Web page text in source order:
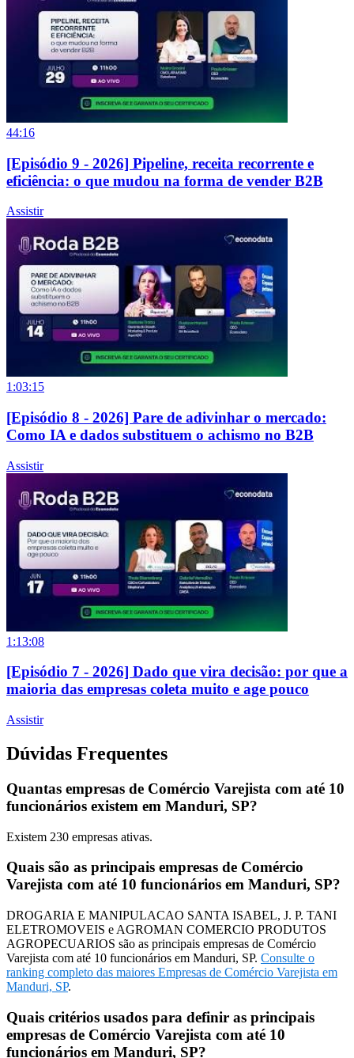
44:16
[Episódio 9 - 2026] Pipeline, receita recorrente e
eficiência: o que mudou na forma de vender B2B
Assistir
1:03:15
[Episódio 8 - 2026] Pare de adivinhar o mercado:
Como IA e dados substituem o achismo no B2B
Assistir
1:13:08
[Episódio 7 - 2026] Dado que vira decisão: por que a
maioria das empresas coleta muito e age pouco
Assistir
Dúvidas Frequentes
Quantas empresas de Comércio Varejista com até 10
funcionários existem em Manduri, SP?
Existem 230 empresas ativas.
Quais são as principais empresas de Comércio
Varejista com até 10 funcionários em Manduri, SP?
DROGARIA E MANIPULACAO SANTA ISABEL, J. P. TANI
ELETROMOVEIS e AGROMAN COMERCIO PRODUTOS
AGROPECUARIOS são as principais empresas de Comércio
Varejista com até 10 funcionários em Manduri, SP. Consulte o
ranking completo das maiores Empresas de Comércio Varejista em
Manduri, SP.
Quais critérios usados para definir as principais
empresas de Comércio Varejista com até 10
funcionários em Manduri, SP?